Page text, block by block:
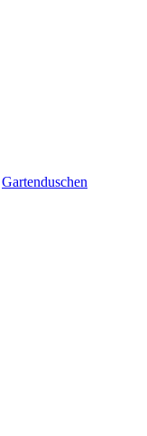
Gartenduschen